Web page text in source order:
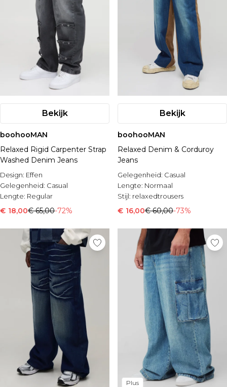
Bekijk
boohooMAN
Relaxed Rigid Carpenter Strap
Washed Denim Jeans
Design: Effen
Gelegenheid: Casual
Lengte: Regular
€ 18,00€ 65,00-72%
Bekijk
boohooMAN
Relaxed Denim & Corduroy
Jeans
Gelegenheid: Casual
Lengte: Normaal
Stijl: relaxedtrousers
€ 16,00€ 60,00-73%
Plus